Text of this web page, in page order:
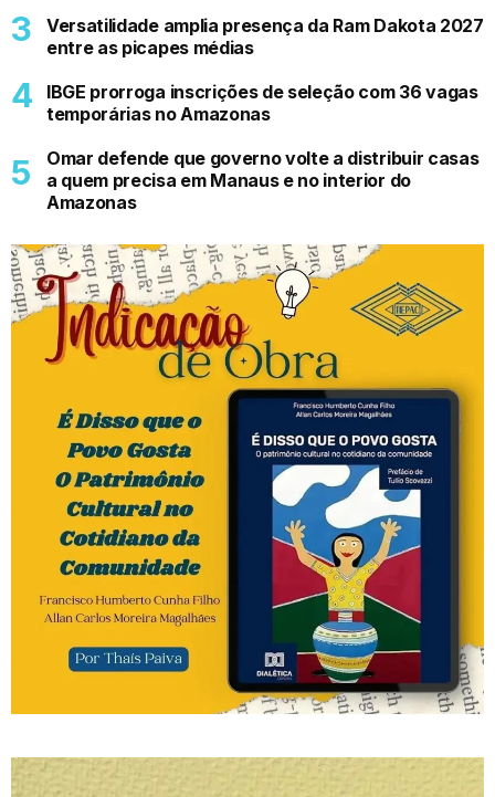
Versatilidade amplia presença da Ram Dakota 2027
entre as picapes médias
IBGE prorroga inscrições de seleção com 36 vagas
temporárias no Amazonas
Omar defende que governo volte a distribuir casas
a quem precisa em Manaus e no interior do
Amazonas